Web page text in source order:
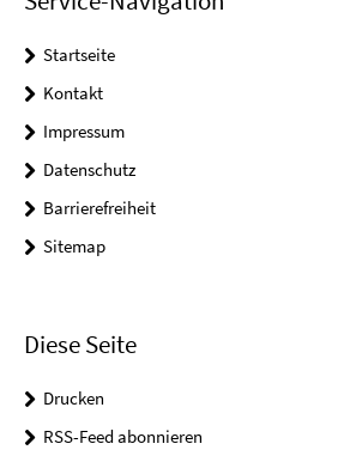
Startseite
Kontakt
Impressum
Datenschutz
Barrierefreiheit
Sitemap
Diese Seite
Drucken
RSS-Feed abonnieren